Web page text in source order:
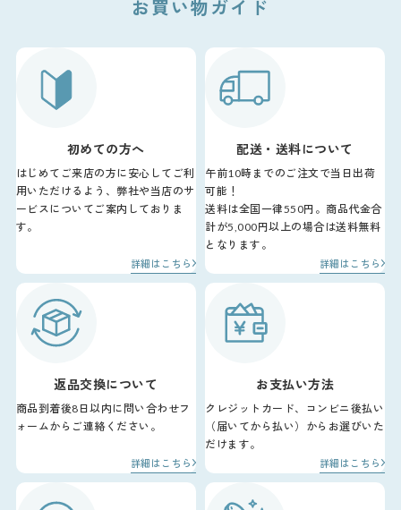
お買い物ガイド
初めての方へ
はじめてご来店の方に安心してご利
用いただけるよう、弊社や当店のサ
ービスについてご案内しておりま
す。
詳細はこちら
配送・送料について
午前10時までのご注文で当日出荷
可能！
送料は全国一律550円。商品代金合
計が5,000円以上の場合は送料無料
となります。
詳細はこちら
返品交換について
商品到着後8日以内に問い合わせフ
ォームからご連絡ください。
詳細はこちら
お支払い方法
クレジットカード、コンビニ後払い
（届いてから払い）からお選びいた
だけます。
詳細はこちら